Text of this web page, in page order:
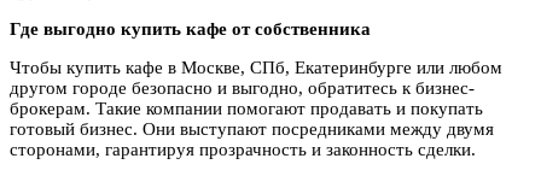
Где выгодно купить кафе от собственника
Чтобы купить кафе в Москве, СПб, Екатеринбурге или любом
другом городе безопасно и выгодно, обратитесь к бизнес-
брокерам. Такие компании помогают продавать и покупать
готовый бизнес. Они выступают посредниками между двумя
сторонами, гарантируя прозрачность и законность сделки.